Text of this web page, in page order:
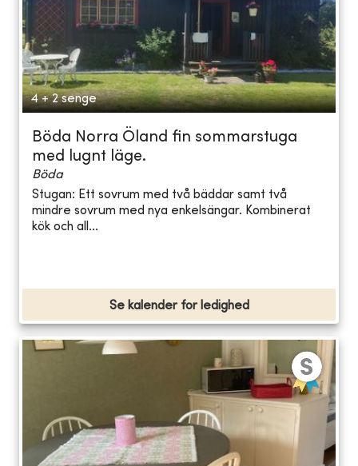
4 + 2 senge
Böda Norra Öland fin sommarstuga
med lugnt läge.
Böda
Stugan: Ett sovrum med två bäddar samt två
mindre sovrum med nya enkelsängar. Kombinerat
kök och all...
Se kalender for ledighed